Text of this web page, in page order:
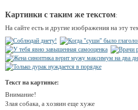
Картинки с таким же текстом:
На сайте есть и другие изображения на эту
Текст на картинке:
Внимание!
Злая собака, а хозяин еще хуже